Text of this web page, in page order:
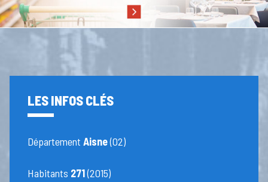
LES INFOS CLÉS
DépartementAisne(02)
Habitants 271(2015)